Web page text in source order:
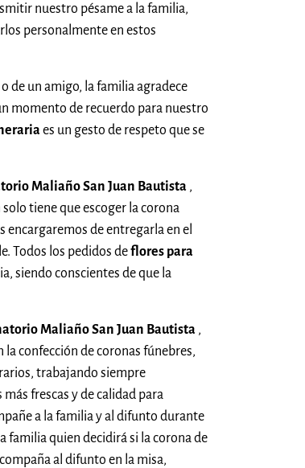
nuestro pésame a la familia,
personalmente en estos
de un amigo, la familia agradece
momento de recuerdo para nuestro
es un gesto de respeto que se
Maliaño San Juan Bautista ,
solo tiene que escoger la corona
de entregarla en el
Todos los pedidos deflores para
siendo conscientes de que la
Maliaño San Juan Bautista ,
confección de coronas fúnebres,
trabajando siempre
frescas y de calidad para
a la familia y al difunto durante
familia quien decidirá si la corona de
al difunto en la misa,